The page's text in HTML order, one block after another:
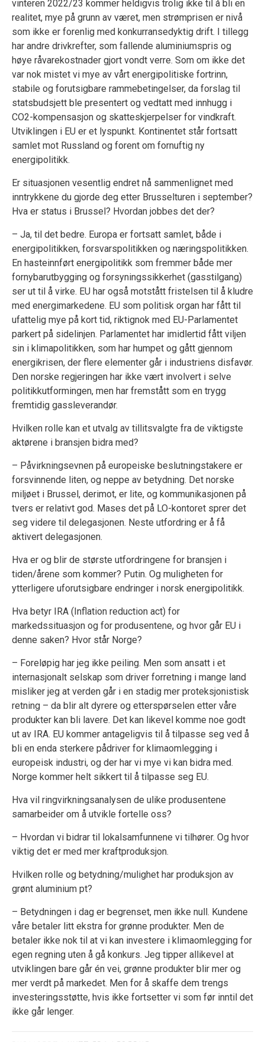
vinteren 2022/23 kommer heldigvis trolig ikke til å bli en
realitet, mye på grunn av været, men strømprisen er nivå
som ikke er forenlig med konkurransedyktig drift. I tillegg
har andre drivkrefter, som fallende aluminiumspris og
høye råvarekostnader gjort vondt verre. Som om ikke det
var nok mistet vi mye av vårt energipolitiske fortrinn,
stabile og forutsigbare rammebetingelser, da forslag til
statsbudsjett ble presentert og vedtatt med innhugg i
CO2-kompensasjon og skatteskjerpelser for vindkraft.
Utviklingen i EU er et lyspunkt. Kontinentet står fortsatt
samlet mot Russland og forent om fornuftig ny
energipolitikk.
Er situasjonen vesentlig endret nå sammenlignet med
inntrykkene du gjorde deg etter Brusselturen i september?
Hva er status i Brussel? Hvordan jobbes det der?
– Ja, til det bedre. Europa er fortsatt samlet, både i
energipolitikken, forsvarspolitikken og næringspolitikken.
En hasteinnført energipolitikk som fremmer både mer
fornybarutbygging og forsyningssikkerhet (gasstilgang)
ser ut til å virke. EU har også motstått fristelsen til å kludre
med energimarkedene. EU som politisk organ har fått til
ufattelig mye på kort tid, riktignok med EU-Parlamentet
parkert på sidelinjen. Parlamentet har imidlertid fått viljen
sin i klimapolitikken, som har humpet og gått gjennom
energikrisen, der flere elementer går i industriens disfavør.
Den norske regjeringen har ikke vært involvert i selve
politikkutformingen, men har fremstått som en trygg
fremtidig gassleverandør.
Hvilken rolle kan et utvalg av tillitsvalgte fra de viktigste
aktørene i bransjen bidra med?
– Påvirkningsevnen på europeiske beslutningstakere er
forsvinnende liten, og neppe av betydning. Det norske
miljøet i Brussel, derimot, er lite, og kommunikasjonen på
tvers er relativt god. Mases det på LO-kontoret sprer det
seg videre til delegasjonen. Neste utfordring er å få
aktivert delegasjonen.
Hva er og blir de største utfordringene for bransjen i
tiden/årene som kommer? Putin. Og muligheten for
ytterligere uforutsigbare endringer i norsk energipolitikk.
Hva betyr IRA (Inflation reduction act) for
markedssituasjon og for produsentene, og hvor går EU i
denne saken? Hvor står Norge?
– Foreløpig har jeg ikke peiling. Men som ansatt i et
internasjonalt selskap som driver forretning i mange land
misliker jeg at verden går i en stadig mer proteksjonistisk
retning – da blir alt dyrere og etterspørselen etter våre
produkter kan bli lavere. Det kan likevel komme noe godt
ut av IRA. EU kommer antageligvis til å tilpasse seg ved å
bli en enda sterkere pådriver for klimaomlegging i
europeisk industri, og der har vi mye vi kan bidra med.
Norge kommer helt sikkert til å tilpasse seg EU.
Hva vil ringvirkningsanalysen de ulike produsentene
samarbeider om å utvikle fortelle oss?
– Hvordan vi bidrar til lokalsamfunnene vi tilhører. Og hvor
viktig det er med mer kraftproduksjon.
Hvilken rolle og betydning/mulighet har produksjon av
grønt aluminium pt?
– Betydningen i dag er begrenset, men ikke null. Kundene
våre betaler litt ekstra for grønne produkter. Men de
betaler ikke nok til at vi kan investere i klimaomlegging for
egen regning uten å gå konkurs. Jeg tipper allikevel at
utviklingen bare går én vei, grønne produkter blir mer og
mer verdt på markedet. Men for å skaffe dem trengs
investeringsstøtte, hvis ikke fortsetter vi som før inntil det
ikke går lenger.